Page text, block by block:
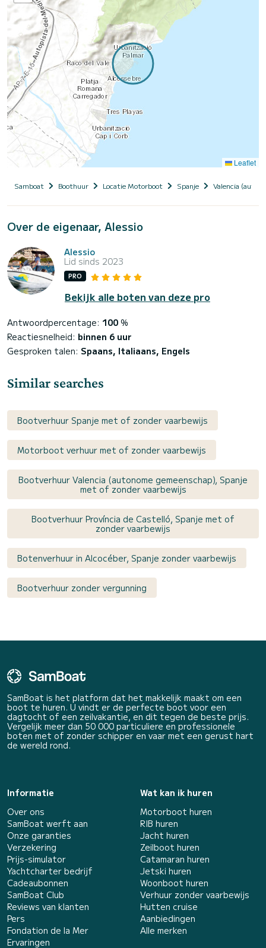
Leaflet
Samboat Boothuur Locatie Motorboot Spanje Valencia
Over de eigenaar, Alessio
Alessio
Lid sinds 2023
PRO
Bekijk alle boten van deze pro
Antwoordpercentage: 100 %
Reactiesnelheid: binnen 6 uur
Gesproken talen: Spaans, Italiaans, Engels
Similar searches
Bootverhuur Spanje met of zonder vaarbewijs
Motorboot verhuur met of zonder vaarbewijs
Bootverhuur Valencia (autonome gemeenschap), Spanje
met of zonder vaarbewijs
Bootverhuur Província de Castelló, Spanje met of
zonder vaarbewijs
Botenverhuur in Alcocéber, Spanje zonder vaarbewijs
Bootverhuur zonder vergunning
SamBoat is het platform dat het makkelijk maakt om een
boot te huren. U vindt er de perfecte boot voor een
dagtocht of een zeilvakantie, en dit tegen de beste prijs.
Vergelijk meer dan 50 000 particuliere en professionele
boten met of zonder schipper en vaar met een gerust hart
de wereld rond.
Informatie
Over ons
SamBoat werft aan
Onze garanties
Verzekering
Prijs-simulator
Yachtcharter bedrijf
Cadeaubonnen
SamBoat Club
Reviews van klanten
Pers
Fondation de la Mer
Ervaringen
Wat kan ik huren
Motorboot huren
RIB huren
Jacht huren
Zeilboot huren
Catamaran huren
Jetski huren
Woonboot huren
Verhuur zonder vaarbewijs
Hutten cruise
Aanbiedingen
Alle merken